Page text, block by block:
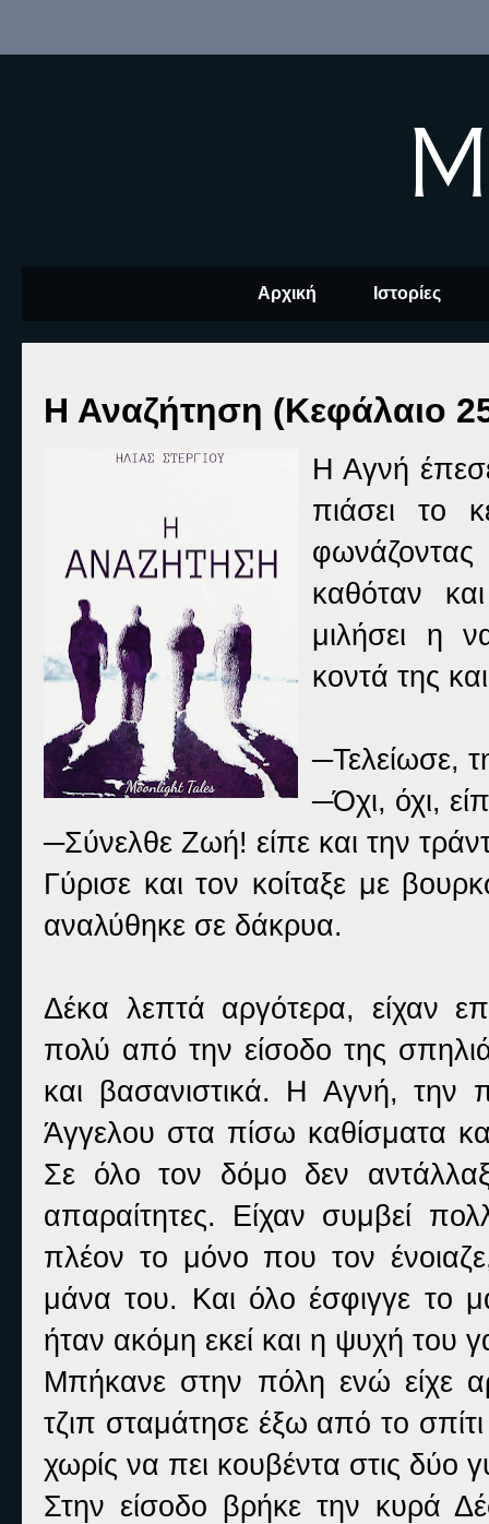
Αρχική Ιστορίες
Η Αναζήτηση (Κεφάλαιο
Η Αγνή
πιάσει το
καθόταν
μιλήσει η
κοντά της
─Τελείωσε,
─Όχι, όχι,
─Σύνελθε Ζωή! είπε και την
Γύρισε και τον κοίταξε με
αναλύθηκε σε δάκρυα.
Δέκα λεπτά αργότερα, είχαν
πολύ από την είσοδο της
και βασανιστικά. Η Αγνή, την
Άγγελου στα πίσω καθίσματα
Σε όλο τον δόμο δεν
απαραίτητες. Είχαν συμβεί
πλέον το μόνο που τον
μάνα του. Και όλο έσφιγγε το
ήταν ακόμη εκεί και η ψυχή του
Μπήκανε στην πόλη ενώ είχε
τζιπ σταμάτησε έξω από το
χωρίς να πει κουβέντα στις δύο
Στην είσοδο βρήκε την κυρά